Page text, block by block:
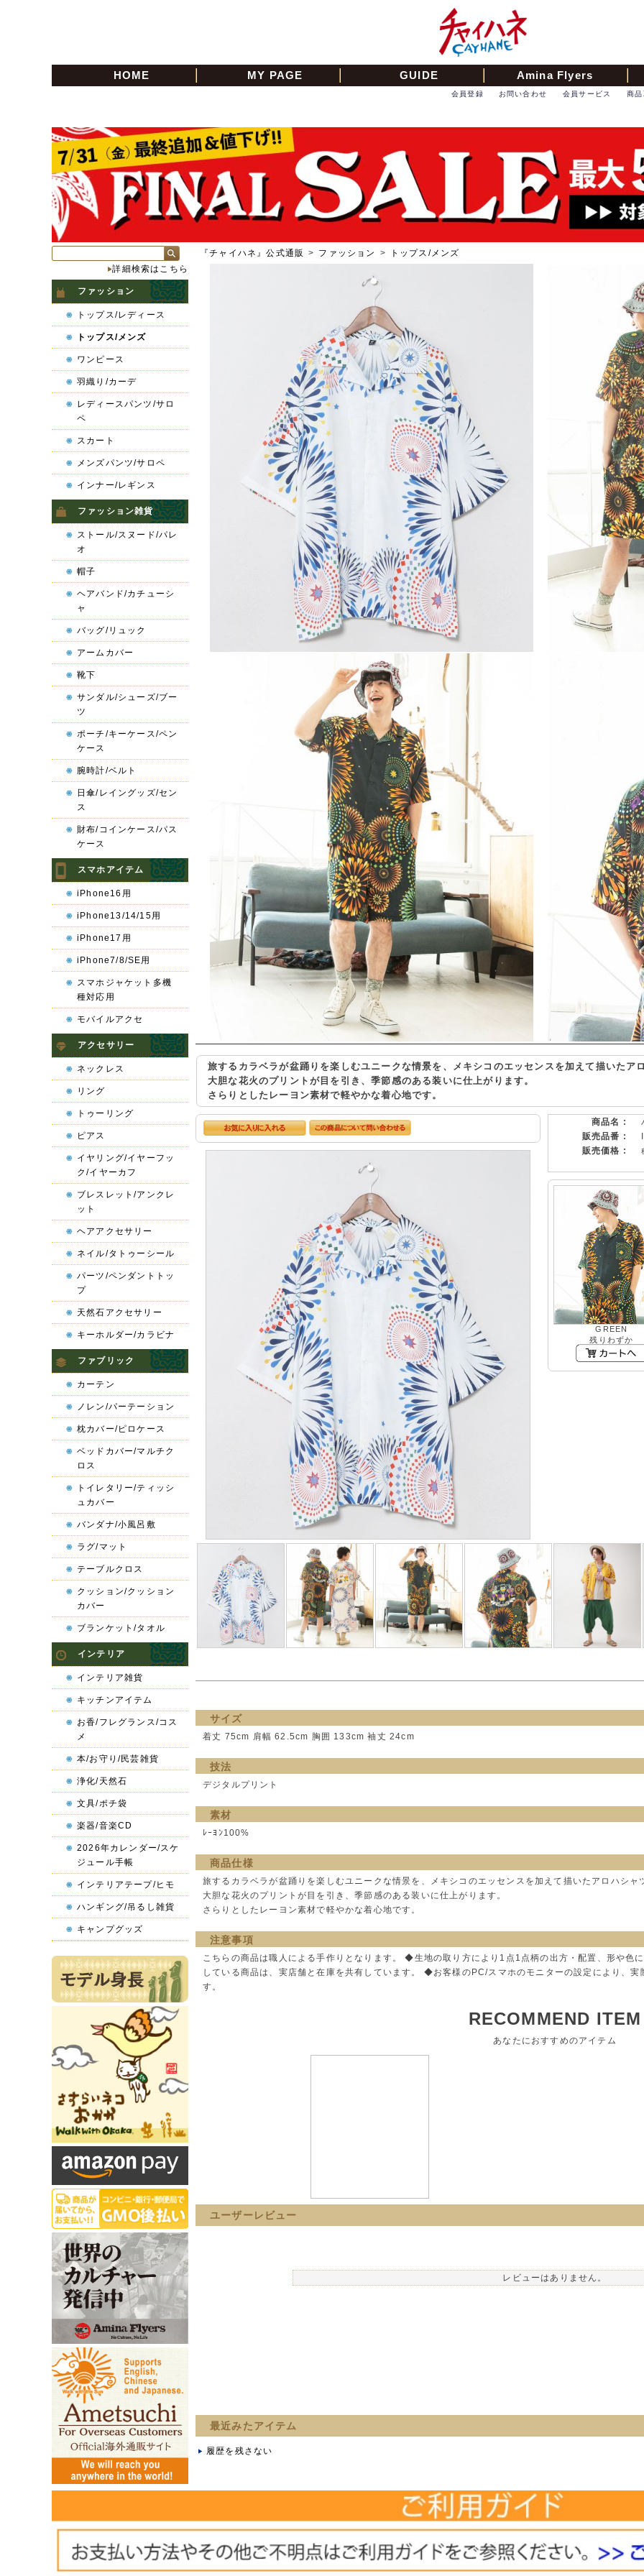
HOME MY PAGE GUIDE Amina Flyers
商
会員サービス
お問い合わせ
会員登録
『チャイハネ』公式通販 > ファッション > トップス/メンズ
旅するカラベラが盆踊りを楽しむユニークな情景を、メキシコのエッセンスを加えて描いたア
大胆な花火のプリントが目を引き、季節感のある装いに仕上がります。
さらりとしたレーヨン素材で軽やかな着心地です。
商品名 :
販売品番 :
販売価格 :
GREEN
残りわずか
サイズ
着丈 75cm 肩幅 62.5cm 胸囲 133cm 袖丈 24cm
技法
デジタルプリント
素材
ﾚｰﾖﾝ100%
商品仕様
旅するカラベラが盆踊りを楽しむユニークな情景を、メキシコのエッセンスを加えて描いたアロハシャ
大胆な花火のプリントが目を引き、季節感のある装いに仕上がります。
さらりとしたレーヨン素材で軽やかな着心地です。
注意事項
こちらの商品は職人による手作りとなります。 ◆生地の取り方により1点1点柄の出方・配置、形や色
している商品は、実店舗と在庫を共有しています。 ◆お客様のPC/スマホのモニターの設定により、
す。
RECOMMEND ITEM
あなたにおすすめのアイテム
ユーザーレビュー
レビューはありません。
最近みたアイテム
履歴を残さない
詳細検索はこちら
ファッション
トップス/レディース
トップス/メンズ
ワンピース
羽織り/カーデ
レディースパンツ/サロ
ペ
スカート
メンズパンツ/サロペ
インナー/レギンス
ファッション雑貨
ストール/スヌード/パレ
オ
帽子
ヘアバンド/カチューシ
ャ
バッグ/リュック
アームカバー
靴下
サンダル/シューズ/ブー
ツ
ポーチ/キーケース/ペン
ケース
腕時計/ベルト
日傘/レイングッズ/セン
ス
財布/コインケース/パス
ケース
スマホアイテム
iPhone16用
iPhone13/14/15用
iPhone17用
iPhone7/8/SE用
スマホジャケット多機
種対応用
モバイルアクセ
アクセサリー
ネックレス
リング
トゥーリング
ピアス
イヤリング/イヤーフッ
ク/イヤーカフ
ブレスレット/アンクレ
ット
ヘアアクセサリー
ネイル/タトゥーシール
パーツ/ペンダントトッ
プ
天然石アクセサリー
キーホルダー/カラビナ
ファブリック
カーテン
ノレン/パーテーション
枕カバー/ピロケース
ベッドカバー/マルチク
ロス
トイレタリー/ティッシ
ュカバー
バンダナ/小風呂敷
ラグ/マット
テーブルクロス
クッション/クッション
カバー
ブランケット/タオル
インテリア
インテリア雑貨
キッチンアイテム
お香/フレグランス/コス
メ
本/お守り/民芸雑貨
浄化/天然石
文具/ポチ袋
楽器/音楽CD
2026年カレンダー/スケ
ジュール手帳
インテリアテープ/ヒモ
ハンギング/吊るし雑貨
キャンプグッズ